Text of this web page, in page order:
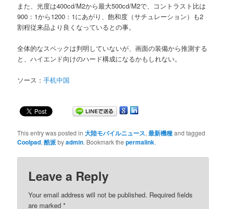
また、光度は400cd/M2から最大500cd/M2で、コントラスト比は
900：1から1200：1にあがり、飽和度（サチュレーション）も2
割程従来品より良くなっているとの事。
全体的なスペックは判明していないが、画面の装備から推測する
と、ハイエンド向けのハード構成になるかもしれない。
ソース：手机中国
This entry was posted in大陸モバイルニュース,最新機種and tagged
Coolpad,酷派byadmin. Bookmark thepermalink.
Leave a Reply
Your email address will not be published. Required fields
are marked*